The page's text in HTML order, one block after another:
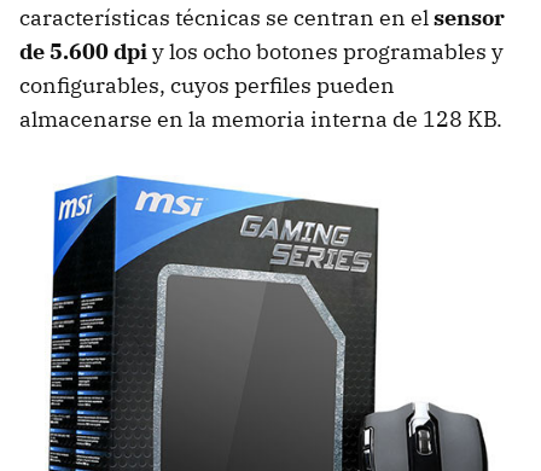
características técnicas se centran en elsensor
de 5.600 dpiy los ocho botones programables y
configurables, cuyos perfiles pueden
almacenarse en la memoria interna de 128 KB.